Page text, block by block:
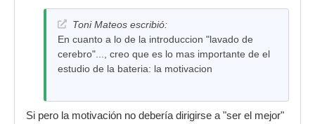
Toni Mateos escribió:
En cuanto a lo de la introduccion "lavado de
cerebro"..., creo que es lo mas importante de el
estudio de la bateria: la motivacion
Si pero la motivación no debería dirigirse a "ser el mejor"